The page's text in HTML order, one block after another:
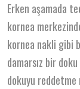
Erken aşamada
kornea
kornea nakli gibi
damarsız bir
dokuyu reddetme